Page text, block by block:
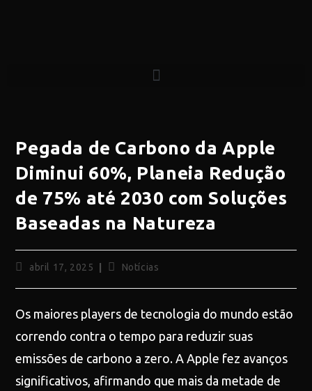
Pegada de Carbono da Apple
Diminui 60%, Planeia Redução
de 75% até 2030 com Soluções
Baseadas na Natureza
abril 17, 2025 Notícias
Os maiores players de tecnologia do mundo estão
correndo contra o tempo para reduzir suas
emissões de carbono a zero. A Apple fez avanços
significativos, afirmando que mais da metade de